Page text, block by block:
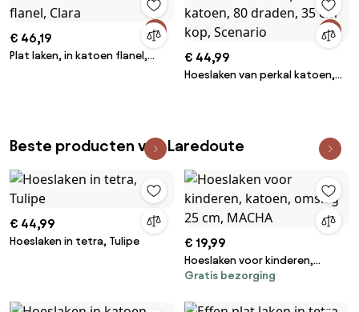
€ 46,19
Plat laken, in katoen flanel,
€ 44,99
Hoeslaken van perkal katoen,
Beste producten van Laredoute
€ 44,99
Hoeslaken in tetra, Tulipe € 19,99
Hoeslaken voor kinderen,
katoen, omslag 25 cm, MACHA
Gratis bezorging